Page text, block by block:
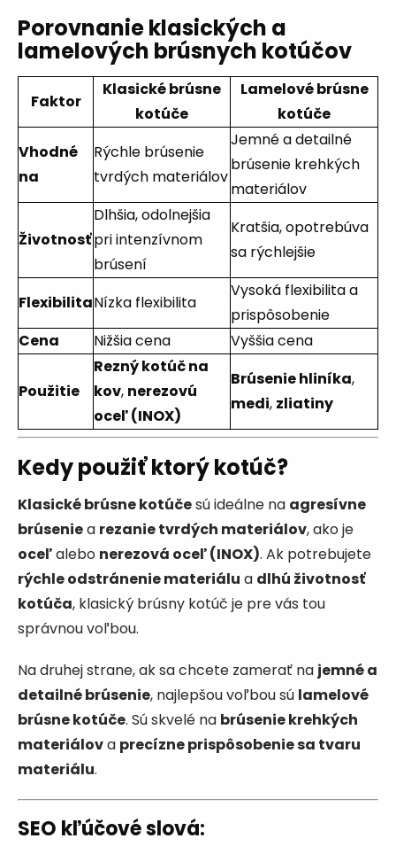
Porovnanie klasických a
lamelových brúsnych kotúčov
Faktor
Klasické brúsne
kotúče
Lamelové brúsne
kotúče
Vhodné
na
Rýchle brúsenie
tvrdých materiálov
Jemné a detailné
brúsenie krehkých
materiálov
Životnosť
Dlhšia, odolnejšia
pri intenzívnom
brúsení
Kratšia, opotrebúva
sa rýchlejšie
FlexibilitaNízka flexibilita
Vysoká flexibilita a
prispôsobenie
Cena
Nižšia cena Vyššia cena
Použitie
Rezný kotúč na
kov, nerezovú
oceľ (INOX)
Brúsenie hliníka,
medi, zliatiny
Kedy použiť ktorý kotúč?
Klasické brúsne kotúčesú ideálne na agresívne
brúseniea rezanie tvrdých materiálov, ako je
oceľalebo nerezová oceľ (INOX). Ak potrebujete
rýchle odstránenie materiálu a dlhú životnosť
kotúča, klasický brúsny kotúč je pre vás tou
správnou voľbou.
Na druhej strane, ak sa chcete zamerať na jemné a
detailné brúsenie, najlepšou voľbou sú lamelové
brúsne kotúče. Sú skvelé na brúsenie krehkých
materiálova precízne prispôsobenie sa tvaru
materiálu.
SEO kľúčové slová: